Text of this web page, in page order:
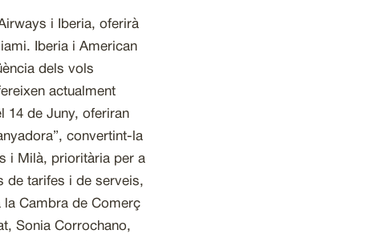
i Iberia, oferirà
Iberia i American
dels vols
actualment
14 de Juny, oferiran
convertint-la
i Milà, prioritària per a
de tarifes i de serveis,
la Cambra de Comerç
Sonia Corrochano,